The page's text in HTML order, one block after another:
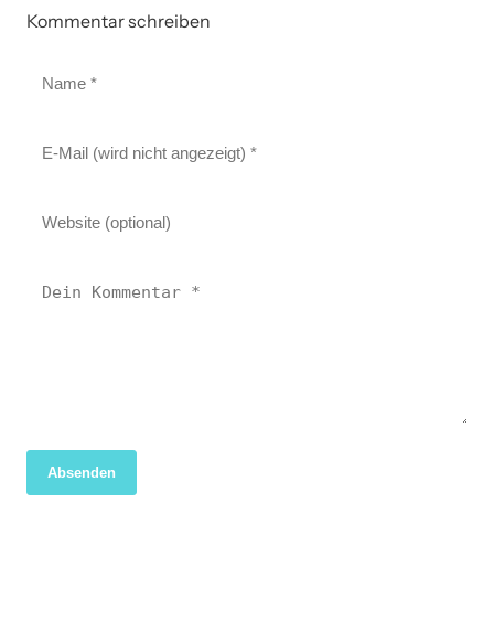
Kommentar schreiben
Absenden